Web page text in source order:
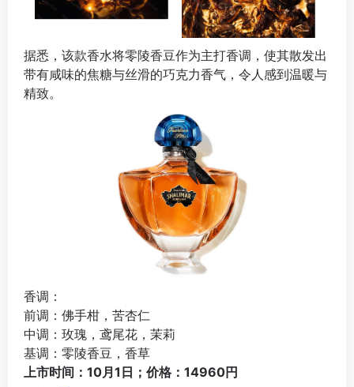
据悉，该款香水将零陵香豆作为主打香调，使其散发出
带有咸味的焦糖与丝滑的巧克力香气，令人感到温暖与
精致。
香调：
前调：佛手柑，苦杏仁
中调：玫瑰，鸢尾花，茉莉
基调：零陵香豆，香草
上市时间：10月1日；价格：14960円